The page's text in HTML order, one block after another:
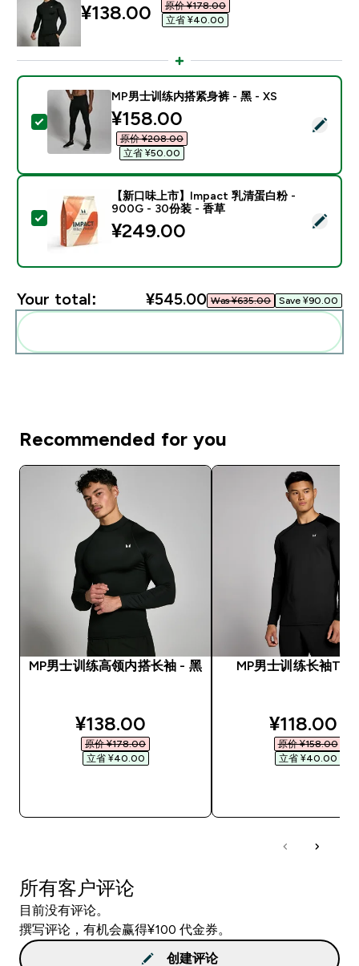
discounted price
¥138.00‎
原价 ¥178.00‎
立省 ¥40.00‎
Select this product - MP男士训练内搭紧身裤 - 黑 - XS
MP男士训练内搭紧身裤 - 黑 - XS
discounted price
¥158.00‎
原价 ¥208.00‎
立省 ¥50.00‎
Select this product - 【新口味上市】Impact 乳清蛋
【新口味上市】Impact 乳清蛋白粉 -
900G - 30份装 - 香草
¥249.00‎
Your total: ¥545.00‎ Was ¥635.00‎ Save ¥90.00‎
Recommended for you
MP男士训练高领内搭长袖 - 黑
discounted price
¥138.00‎
原价 ¥178.00‎
立省 ¥40.00‎
MP男士训练长袖T恤
¥118.00‎
原价 ¥158.00‎
立省 ¥40.00‎
所有客户评论
目前没有评论。
撰写评论，有机会赢得¥100 代金券。
创建评论